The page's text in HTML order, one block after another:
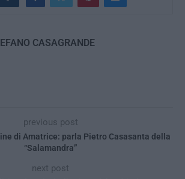
CASAGRANDE
previous post
di Amatrice: parla Pietro Casasanta della
“Salamandra”
next post